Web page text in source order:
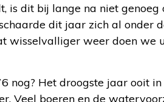
is dit bij lange na niet
dit jaar zich al onder
wisselvalliger weer doen we
nog? Het droogste jaar ooit
Veel boeren en de